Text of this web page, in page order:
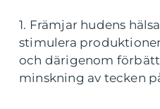
1. Främjar hudens
stimulera
och därigenom
minskning av tecken